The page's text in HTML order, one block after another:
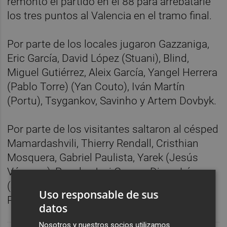
los tres puntos al Valencia en el tramo final.
Por parte de los locales jugaron Gazzaniga,
Eric García, David López (Stuani), Blind,
Miguel Gutiérrez, Aleix García, Yangel Herrera
(Pablo Torre) (Yan Couto), Iván Martín
(Portu), Tsygankov, Savinho y Artem Dovbyk.
Por parte de los visitantes saltaron al césped
Mamardashvili, Thierry Rendall, Cristhian
Mosquera, Gabriel Paulista, Yarek (Jesús
Vázquez), Papelu, Javi Guerra, Diego López
(Sergi Canós) Foulquier (Amallah), Fran
Pérez (Diakhaby) y Hugo Duro (Yaremchuk).
Uso responsable de sus
datos
Nosotros y nuestros socios utilizamos